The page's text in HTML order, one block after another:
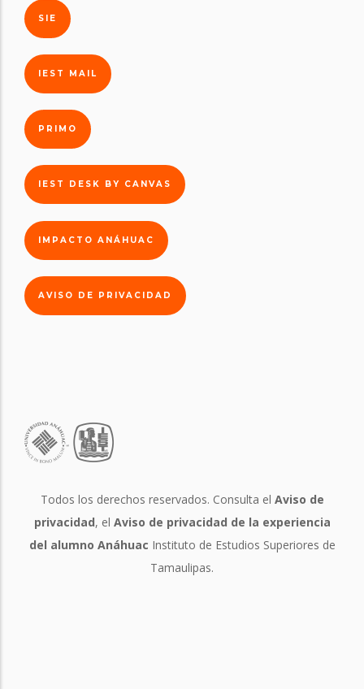
SIE
IEST MAIL
PRIMO
IEST DESK BY CANVAS
IMPACTO ANÁHUAC
AVISO DE PRIVACIDAD
Todos los derechos reservados. Consulta el Aviso de
privacidad, el Aviso de privacidad de la experiencia
del alumno Anáhuac Instituto de Estudios Superiores de
Tamaulipas.